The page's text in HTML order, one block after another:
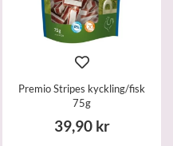
Premio Stripes kyckling/fisk
75g
39,90 kr